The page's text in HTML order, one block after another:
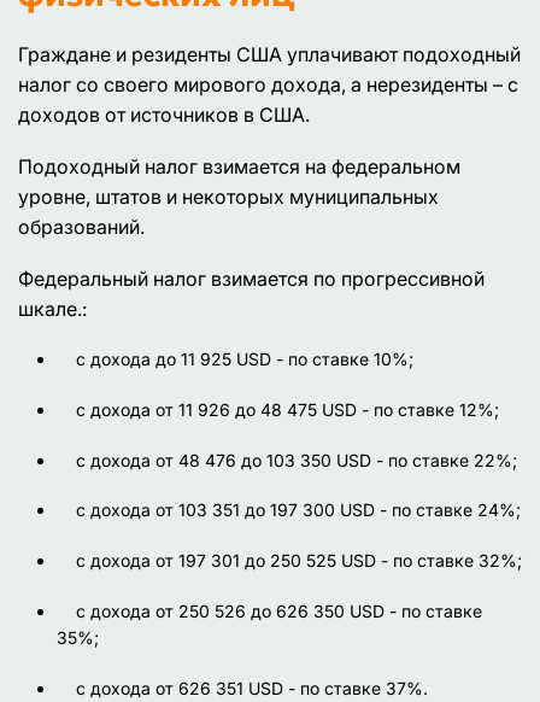
Граждане и резиденты США уплачивают подоходный
налог со своего мирового дохода, а нерезиденты – с
доходов от источников в США.
Подоходный налог взимается на федеральном
уровне, штатов и некоторых муниципальных
образований.
Федеральный налог взимается по прогрессивной
шкале.:
c дохода до 11 925 USD - по ставке 10%;
с дохода от 11 926 до 48 475 USD - по ставке 12%;
с дохода от 48 476 до 103 350 USD - по ставке 22%;
с дохода от 103 351 до 197 300 USD - по ставке 24%;
с дохода от 197 301 до 250 525 USD - по ставке 32%;
с дохода от 250 526 до 626 350 USD - по ставке
35%;
с дохода от 626 351 USD - по ставке 37%.